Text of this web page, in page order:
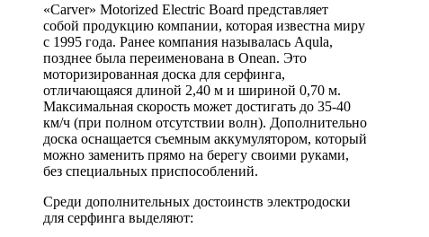
«Carver» Motorized Electric Board представляет
собой продукцию компании, которая известна миру
с 1995 года. Ранее компания называлась Aqula,
позднее была переименована в Onean. Это
моторизированная доска для серфинга,
отличающаяся длиной 2,40 м и шириной 0,70 м.
Максимальная скорость может достигать до 35-40
км/ч (при полном отсутствии волн). Дополнительно
доска оснащается съемным аккумулятором, который
можно заменить прямо на берегу своими руками,
без специальных приспособлений.
Среди дополнительных достоинств электродоски
для серфинга выделяют: